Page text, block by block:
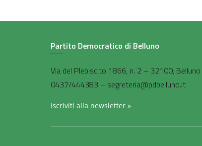
Partito Democratico di Belluno
Via del Plebiscito 1866, n. 2 – 32100, Belluno
0437/444383 – segreteria@pdbelluno.it
Iscriviti alla newsletter »